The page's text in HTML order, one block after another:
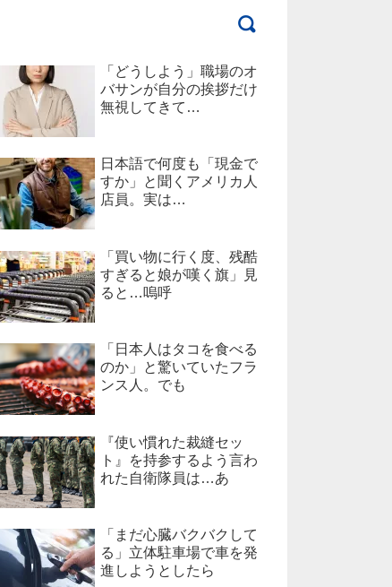
「どうしよう」職場のオ
バサンが自分の挨拶だけ
無視してきて…
日本語で何度も「現金で
すか」と聞くアメリカ人
店員。実は…
「買い物に行く度、残酷
すぎると娘が嘆く旗」見
ると…嗚呼
「日本人はタコを食べる
のか」と驚いていたフラ
ンス人。でも
『使い慣れた裁縫セッ
ト』を持参するよう言わ
れた自衛隊員は…あ
「まだ心臓バクバクして
る」立体駐車場で車を発
進しようとしたら